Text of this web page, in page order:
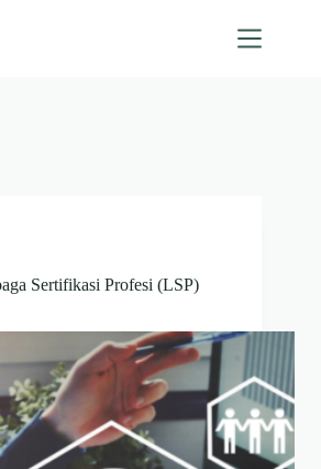
Sertifikasi Profesi (LSP)